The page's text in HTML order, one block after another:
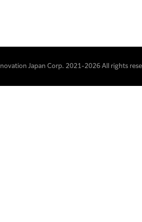
Japan Corp. 2021-2026 All rights